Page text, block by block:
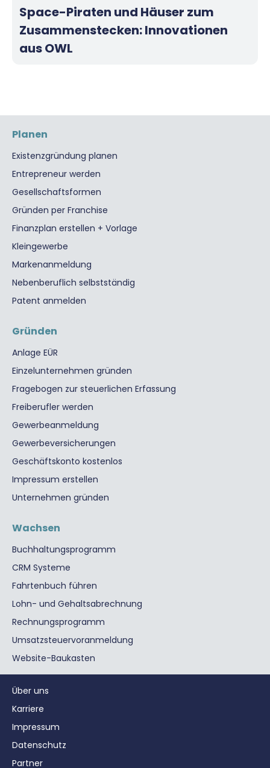
Space-Piraten und Häuser zum
Zusammenstecken: Innovationen
aus OWL
Planen
Existenzgründung planen
Entrepreneur werden
Gesellschaftsformen
Gründen per Franchise
Finanzplan erstellen + Vorlage
Kleingewerbe
Markenanmeldung
Nebenberuflich selbstständig
Patent anmelden
Gründen
Anlage EÜR
Einzelunternehmen gründen
Fragebogen zur steuerlichen Erfassung
Freiberufler werden
Gewerbeanmeldung
Gewerbeversicherungen
Geschäftskonto kostenlos
Impressum erstellen
Unternehmen gründen
Wachsen
Buchhaltungsprogramm
CRM Systeme
Fahrtenbuch führen
Lohn- und Gehaltsabrechnung
Rechnungsprogramm
Umsatzsteuervoranmeldung
Website-Baukasten
Über uns
Karriere
Impressum
Datenschutz
Partner